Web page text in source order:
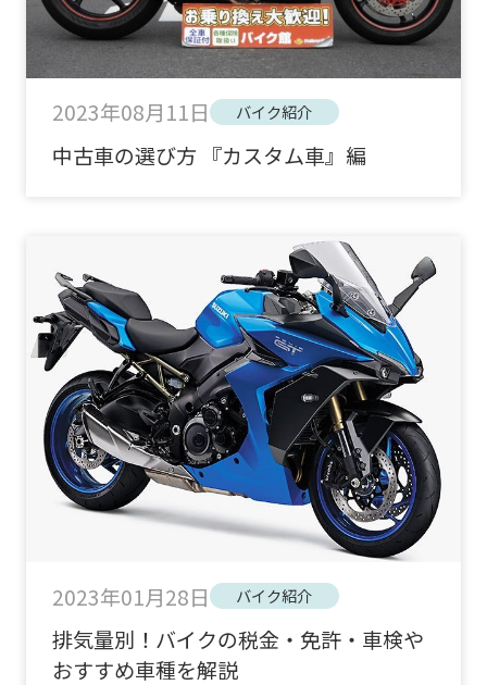
2023年08月11日 バイク紹介
中古車の選び方 『カスタム車』編
2023年01月28日 バイク紹介
排気量別！バイクの税金・免許・車検や
おすすめ車種を解説